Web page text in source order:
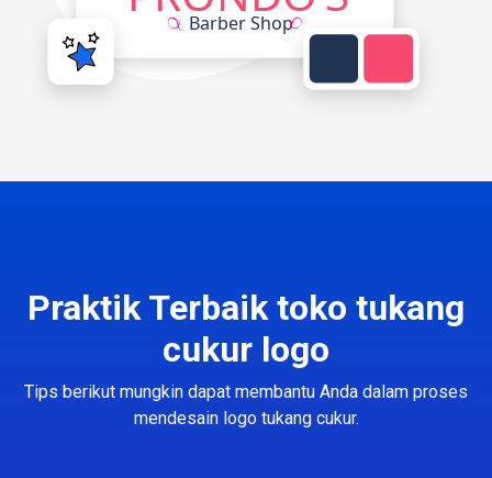
Praktik Terbaik toko tukang
cukur logo
Tips berikut mungkin dapat membantu Anda dalam proses
mendesain logo tukang cukur.